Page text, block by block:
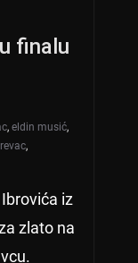
finalu
, eldin musić,
,
iz
zlato na